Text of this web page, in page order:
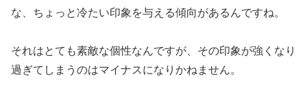
な、ちょっと冷たい印象を与える傾向があるんですね。
それはとても素敵な個性なんですが、その印象が強くなり
過ぎてしまうのはマイナスになりかねません。